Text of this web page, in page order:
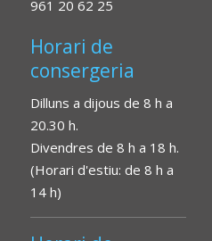
961 20 62 25
Horari de
consergeria
Dilluns a dijous de 8 h a
20.30 h.
Divendres de 8 h a 18 h.
(Horari d'estiu: de 8 h a
14 h)